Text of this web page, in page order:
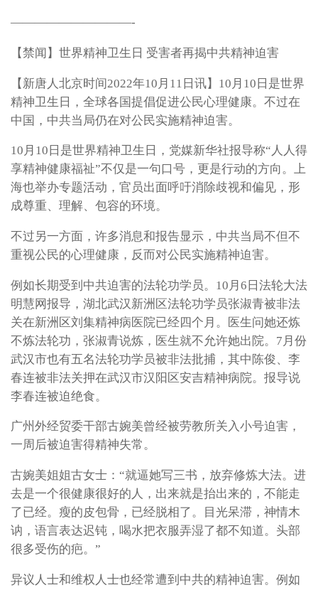
——————————-
【禁闻】世界精神卫生日 受害者再揭中共精神迫害
【新唐人北京时间2022年10月11日讯】10月10日是世界
精神卫生日，全球各国提倡促进公民心理健康。不过在
中国，中共当局仍在对公民实施精神迫害。
10月10日是世界精神卫生日，党媒新华社报导称“人人得
享精神健康福祉”不仅是一句口号，更是行动的方向。上
海也举办专题活动，官员出面呼吁消除歧视和偏见，形
成尊重、理解、包容的环境。
不过另一方面，许多消息和报告显示，中共当局不但不
重视公民的心理健康，反而对公民实施精神迫害。
例如长期受到中共迫害的法轮功学员。10月6日法轮大法
明慧网报导，湖北武汉新洲区法轮功学员张淑青被非法
关在新洲区刘集精神病医院已经四个月。医生问她还炼
不炼法轮功，张淑青说炼，医生就不允许她出院。7月份
武汉市也有五名法轮功学员被非法批捕，其中陈俊、李
春连被非法关押在武汉市汉阳区安吉精神病院。报导说
李春连被迫绝食。
广州外经贸委干部古婉美曾经被劳教所关入小号迫害，
一周后被迫害得精神失常。
古婉美姐姐古女士：“就逼她写三书，放弃修炼大法。进
去是一个很健康很好的人，出来就是抬出来的，不能走
了已经。瘦的皮包骨，已经脱相了。目光呆滞，神情木
讷，语言表达迟钝，喝水把衣服弄湿了都不知道。头部
很多受伤的疤。”
异议人士和维权人士也经常遭到中共的精神迫害。例如